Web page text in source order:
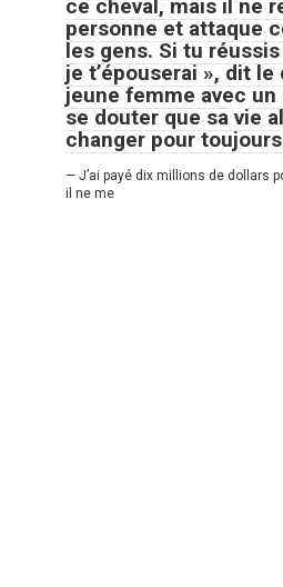
ce cheval, mais il ne
personne et attaque
les gens. Si tu réussis
je t’épouserai », dit le
jeune femme avec un
se douter que sa vie
changer pour
— J’ai payé dix millions de dollars
il ne me